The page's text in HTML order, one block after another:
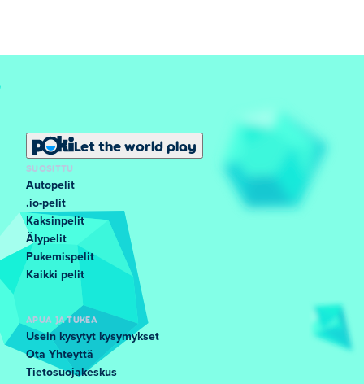
Let the world play
SUOSITTU
Autopelit
.io-pelit
Kaksinpelit
Älypelit
Pukemispelit
Kaikki pelit
APUA JA TUKEA
Usein kysytyt kysymykset
Ota Yhteyttä
Tietosuojakeskus